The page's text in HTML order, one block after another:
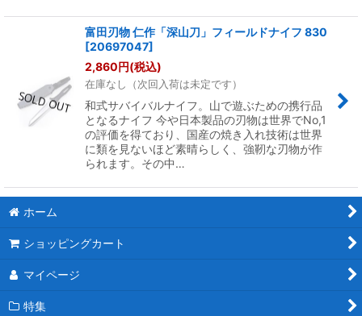
富田刃物 仁作「深山刀」フィールドナイフ 830
[20697047]
2,860円(税込)
在庫なし（次回入荷は未定です）
和式サバイバルナイフ。山で遊ぶための携行品
となるナイフ 今や日本製品の刃物は世界でNo,1
の評価を得ており、国産の焼き入れ技術は世界
に類を見ないほど素晴らしく、強靭な刃物が作
られます。その中…
ホーム
ショッピングカート
マイページ
特集